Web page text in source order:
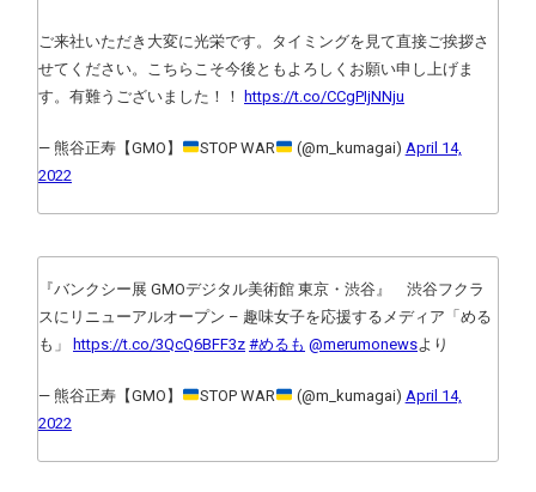
ご来社いただき大変に光栄です。タイミングを見て直接ご挨拶さ
せてください。こちらこそ今後ともよろしくお願い申し上げま
す。有難うございました！！
https://t.co/CCgPIjNNju
— 熊谷正寿【GMO】 STOP WAR (@m_kumagai) April 14,
2022
『バンクシー展 GMOデジタル美術館 東京・渋谷』 渋谷フクラ
スにリニューアルオープン – 趣味女子を応援するメディア「める
も」
https://t.co/3QcQ6BFF3z #めるも @merumonewsより
— 熊谷正寿【GMO】 STOP WAR (@m_kumagai) April 14,
2022